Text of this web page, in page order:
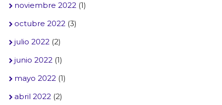
noviembre 2022(1)
octubre 2022(3)
julio 2022(2)
junio 2022(1)
mayo 2022(1)
abril 2022(2)